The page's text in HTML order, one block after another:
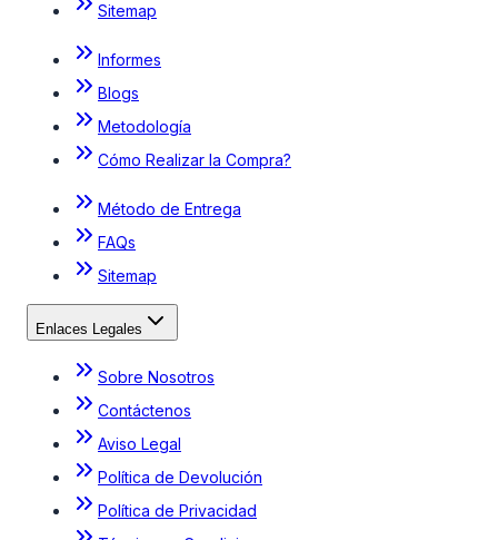
Sitemap
Informes
Blogs
Metodología
Cómo Realizar la Compra?
Método de Entrega
FAQs
Sitemap
Enlaces Legales
Sobre Nosotros
Contáctenos
Aviso Legal
Política de Devolución
Política de Privacidad